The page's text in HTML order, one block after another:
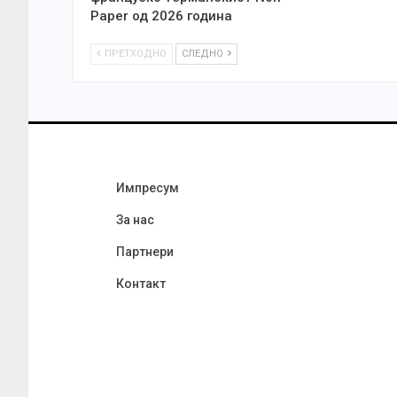
Paper од 2026 година
ПРЕТХОДНО СЛЕДНО
Импресум
За нас
Партнери
Контакт